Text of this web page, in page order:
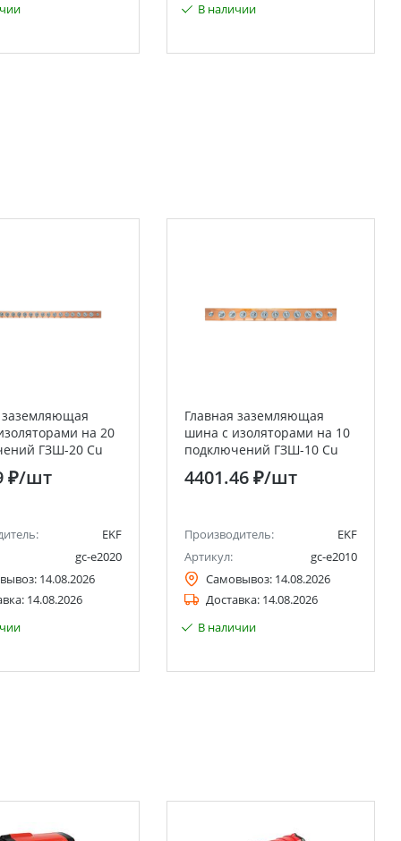
В наличии
заземляющая
на 20
ГЗШ-20 Сu
₽/шт
EKF
gc-e2020
14.08.2026
14.08.2026
Главная заземляющая
шина с изоляторами на 10
подключений ГЗШ-10 Сu
EKF gc-e2010
4401.46 ₽/шт
Производитель:
EKF
Артикул:
gc-e2010
Самовывоз: 14.08.2026
Доставка: 14.08.2026
В наличии